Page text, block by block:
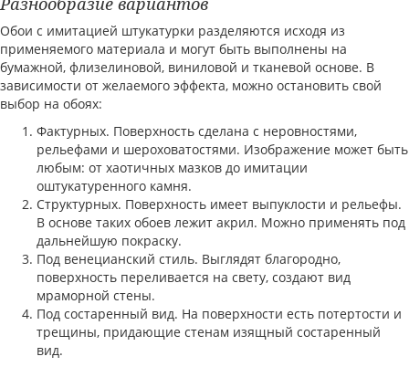
Обои с имитацией штукатурки разделяются исходя из
применяемого материала и могут быть выполнены на
бумажной, флизелиновой, виниловой и тканевой основе. В
зависимости от желаемого эффекта, можно остановить свой
выбор на обоях:
Фактурных. Поверхность сделана с неровностями,
рельефами и шероховатостями. Изображение может быть
любым: от хаотичных мазков до имитации
оштукатуренного камня.
Структурных. Поверхность имеет выпуклости и рельефы.
В основе таких обоев лежит акрил. Можно применять под
дальнейшую покраску.
Под венецианский стиль. Выглядят благородно,
поверхность переливается на свету, создают вид
мраморной стены.
Под состаренный вид. На поверхности есть потертости и
трещины, придающие стенам изящный состаренный
вид.